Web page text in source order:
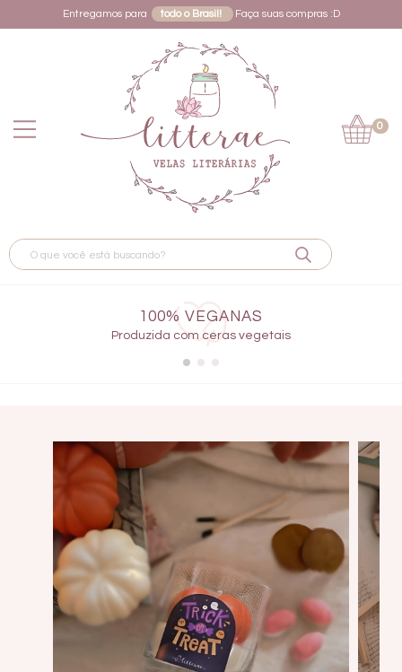
Entregamos para todo o Brasil! Faça suas compras :D
0
100% VEGANAS
Produzida com ceras vegetais